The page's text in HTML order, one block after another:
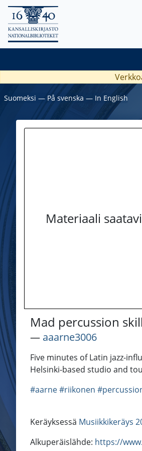
Suomeksi ― På svenska ― In English
Materiaali
Mad percussion
― aaarne3006
Five minutes of Latin jazz-
Helsinki-based studio and
#aarne#riikonen
Keräyksessä Musiikkikeräys
Alkuperäislähde: https://